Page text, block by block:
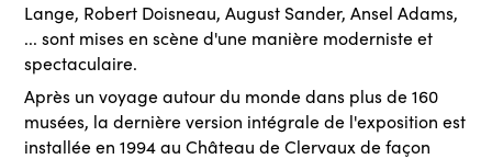
Lange, Robert Doisneau, August Sander, Ansel Adams,
... sont mises en scène d'une manière moderniste et
spectaculaire.
Après un voyage autour du monde dans plus de 160
musées, la dernière version intégrale de l'exposition est
installée en 1994 au Château de Clervaux de façon